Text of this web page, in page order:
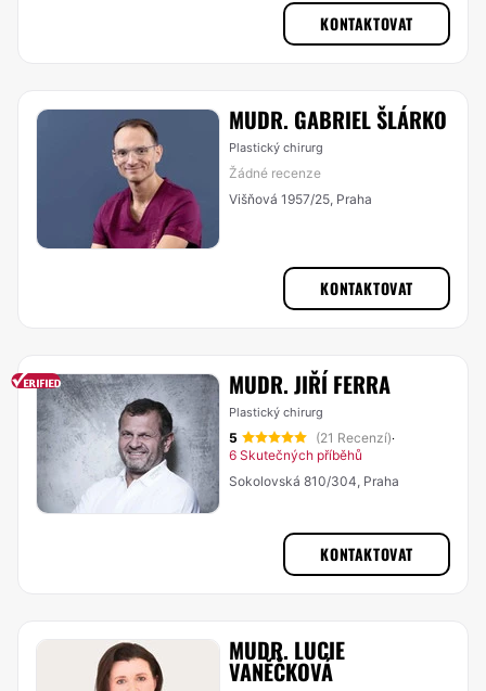
KONTAKTOVAT
MUDR. GABRIEL ŠLÁRKO
Plastický chirurg
Žádné recenze
Višňová 1957/25, Praha
KONTAKTOVAT
MUDR. JIŘÍ FERRA
Plastický chirurg
5 (21 Recenzí)·
6 Skutečných příběhů
Sokolovská 810/304, Praha
KONTAKTOVAT
MUDR. LUCIE
VANĚČKOVÁ